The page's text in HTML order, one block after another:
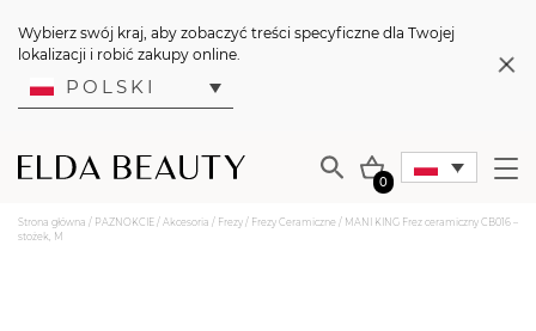
Wybierz swój kraj, aby zobaczyć treści specyficzne dla Twojej
lokalizacji i robić zakupy online.
POLSKI
0
Strona główna / PAZNOKCIE / Akcesoria / Frezy / Frezy Ceramiczne / MANI KING Frez ceramiczny CB016 –
stożek, M